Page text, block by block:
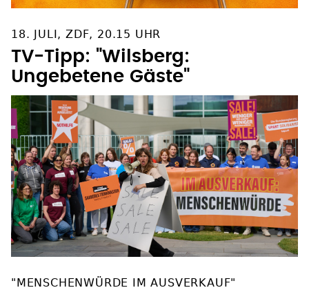
18. JULI, ZDF, 20.15 UHR
TV-Tipp: "Wilsberg:
Ungebetene Gäste"
"MENSCHENWÜRDE IM AUSVERKAUF"